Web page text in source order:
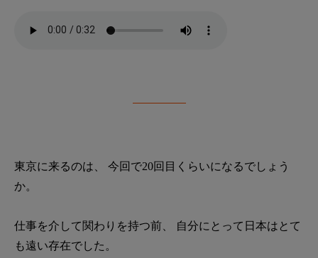
東京に来るのは、 今回で20回目くらいになるでしょう
か。
仕事を介して関わりを持つ前、 自分にとって日本はとて
も遠い存在でした。